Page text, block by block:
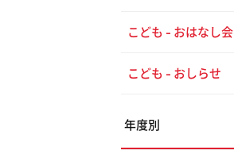
こども - おはなし会
こども - おしらせ
年度別